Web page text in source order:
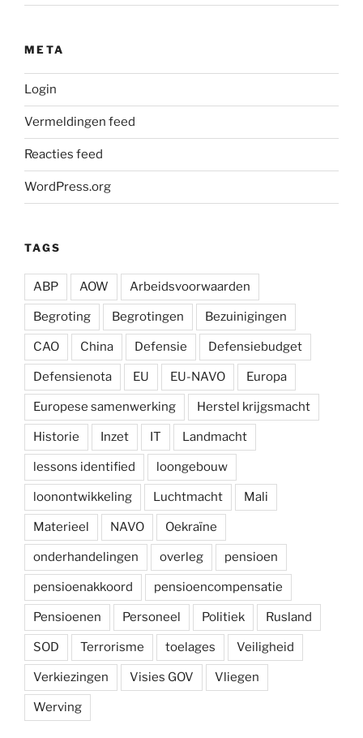
META
Login
Vermeldingen feed
Reacties feed
WordPress.org
TAGS
ABP AOW Arbeidsvoorwaarden
Begroting Begrotingen Bezuinigingen
CAO China Defensie Defensiebudget
Defensienota EU EU-NAVO Europa
Europese samenwerking Herstel krijgsmacht
Historie Inzet IT Landmacht
lessons identified loongebouw
loonontwikkeling Luchtmacht Mali
Materieel NAVO Oekraïne
onderhandelingen overleg pensioen
pensioenakkoord pensioencompensatie
Pensioenen Personeel Politiek Rusland
SOD Terrorisme toelages Veiligheid
Verkiezingen Visies GOV Vliegen
Werving